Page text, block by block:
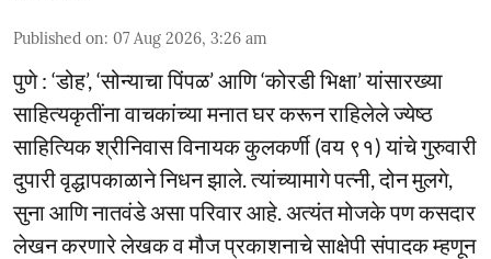
Published on: 07 Aug 2026, 3:26 am
पुणे : ‘डोह’, ‘सोन्याचा पिंपळ’ आणि ‘कोरडी भिक्षा’ यांसारख्या
साहित्यकृतींना वाचकांच्या मनात घर करून राहिलेले ज्येष्ठ
साहित्यिक श्रीनिवास विनायक कुलकर्णी (वय ९१) यांचे गुरुवारी
दुपारी वृद्धापकाळाने निधन झाले. त्यांच्यामागे पत्नी, दोन मुलगे,
सुना आणि नातवंडे असा परिवार आहे. अत्यंत मोजके पण कसदार
लेखन करणारे लेखक व मौज प्रकाशनाचे साक्षेपी संपादक म्हणून